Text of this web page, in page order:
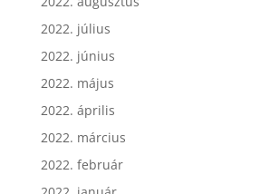
2022. július
2022. június
2022. május
2022. április
2022. március
2022. február